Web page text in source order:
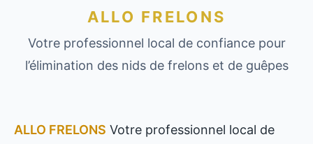
ALLO FRELONS
Votre professionnel local de confiance pour
l’élimination des nids de frelons et de guêpes
ALLO FRELONS Votre professionnel local de